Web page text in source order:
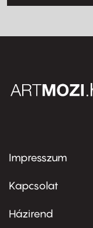
Footer
first
Impresszum
Kapcsolat
Footer
Házirend